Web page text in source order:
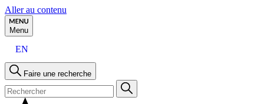
Aller au contenu
Menu
EN
Faire une recherche